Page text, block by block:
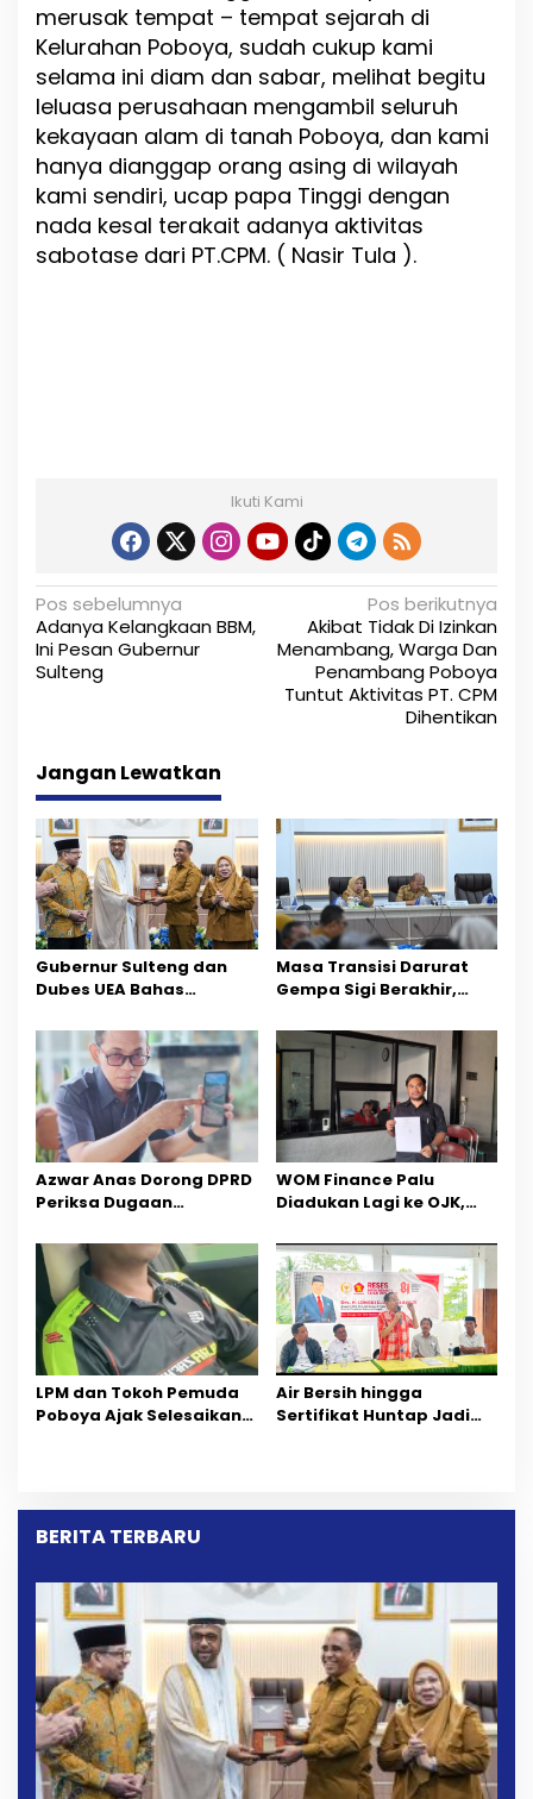
merusak tempat – tempat sejarah di
Kelurahan Poboya, sudah cukup kami
selama ini diam dan sabar, melihat begitu
leluasa perusahaan mengambil seluruh
kekayaan alam di tanah Poboya, dan kami
hanya dianggap orang asing di wilayah
kami sendiri, ucap papa Tinggi dengan
nada kesal terakait adanya aktivitas
sabotase dari PT.CPM. ( Nasir Tula ).
Ikuti Kami
N
a
v
g
a
s
i
p
o
s
Pos sebelumnya
Adanya Kelangkaan BBM,
Ini Pesan Gubernur
Sulteng
Pos berikutnya
Akibat Tidak Di Izinkan
Menambang, Warga Dan
Penambang Poboya
Tuntut Aktivitas PT. CPM
Dihentikan
Jangan Lewatkan
Gubernur Sulteng dan
Dubes UEA Bahas
Sektor Jadi Prioritas
Masa Transisi Darurat
Gempa Sigi Berakhir,
Percepatan Pemulihan
Azwar Anas Dorong DPRD
Periksa Dugaan
Wilayah Tambang PT
CPM
‎WOM Finance Palu
Diadukan Lagi ke OJK,
Pelelangan Kini
Penarikan Kendaraan
Dipersoalkan ‎
LPM dan Tokoh Pemuda
Poboya Ajak Selesaikan
Air Bersih hingga
Sertifikat Huntap Jadi
BERITA TERBARU